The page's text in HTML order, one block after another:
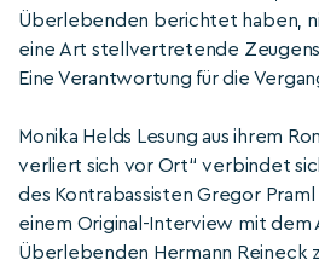
Überlebenden berichtet haben,
eine Art stellvertretende
Eine Verantwortung für die
Monika Helds Lesung aus ihrem
verliert sich vor Ort“ verbindet
des Kontrabassisten Gregor Praml
einem Original-Interview mit dem
Überlebenden Hermann Reineck